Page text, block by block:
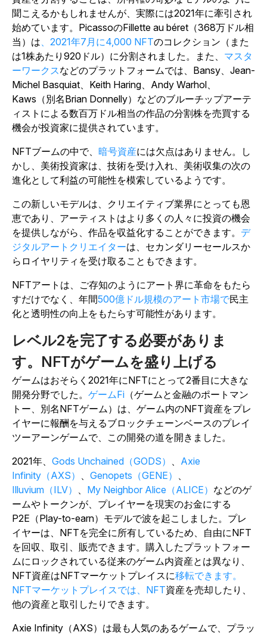
聞こえるかもしれませんが、実際には2021年に牽引され
始めています。PicassoのFillette au béret （368万ドル相
当）は 、2021年7月に4,000 NFTのコレクション（また
は1株あたり920ドル）に分割されました。また、 マスタ
ーワークスなどのプラットフォームでは、Bansy、Jean-
Michel Basquiat、Keith Haring、Andy Warhol、
Kaws（別名Brian Donnelly）などのブルーチップアーテ
ィストによる数百万ドル相当の作品の分割株を売買する
機会が投資家に提供されています。
NFTブームの中で、 暗号資産には欠点はありません。し
かし、美術投資家は、技術を受け入れ、美術収集の次の
進化として利益の可能性を模索しているようです。
この新しいモデルは、クリエイティブ業界にとっても恩
恵であり、アーティストはより多くの人々に投資の機会
を提供しながら、作品を収益化することができます。 デ
ジタルアートクリエイターは、セカンダリーセールスか
らロイヤリティを受け取ることもできます。
NFTアートは、ご存知のようにアート界に革命をもたら
すだけでなく、年間500億ドル規模のアート市場で民主
化と透明性の向上をもたらす可能性があります。
レベル2を完了する必要がありま
す。NFTがゲームを盛り上げる
ゲームはおそらく2021年にNFTにとって2番目に大きな
開発分野でした。 ゲームFi （ゲームと金融のポートマン
トー、別名NFTゲーム）は、ゲーム内のNFT資産をプレ
イヤーに報酬を与えるブロックチェーンベースのプレイ
ツーアーンゲームで、この開発の道を開きました。
2021年、 Gods Unchained （GODS）
Axie
Infinity （AXS） Genopets （GENE）
Illuvium （ILV） My Neighbor Alice （ALICE） などのゲ
ームやトークンが、プレイヤーを現実のお金にする
P2E（Play-to-earn）モデルで波を起こしました。プレ
イヤーは、NFTを完全に所有しているため、自由にNFT
を回収、取引、販売できます。購入したプラットフォー
ムにロックされている従来のゲーム内資産とは異なり、
NFT資産はNFTマーケットプレイスに移転できます。
NFTマーケットプレイスでは、NFT資産を売却したり、
他の資産と取引したりできます。
Axie Infinity （AXS）は最も人気のあるゲームで、プラッ